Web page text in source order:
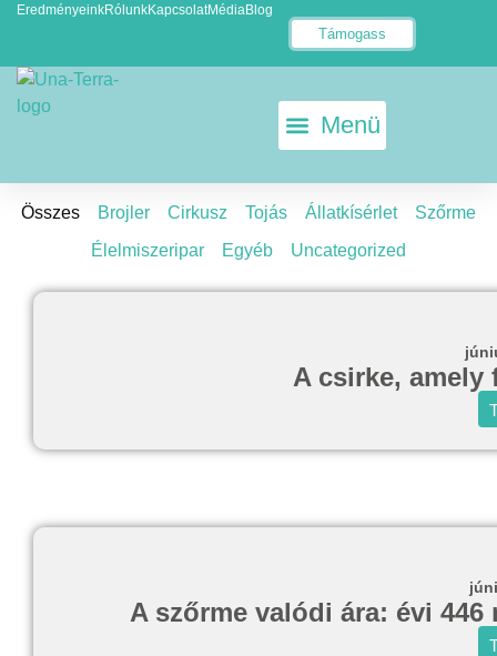
EredményeinkRólunkKapcsolatMédiaBlog
Támogass
Brojler Cirkusz Tojás Állatkísérlet
Szőrme
Élelmiszeripar
Egyéb Uncategorized
Összes
A csirke, amely
A szőrme valódi ára: évi